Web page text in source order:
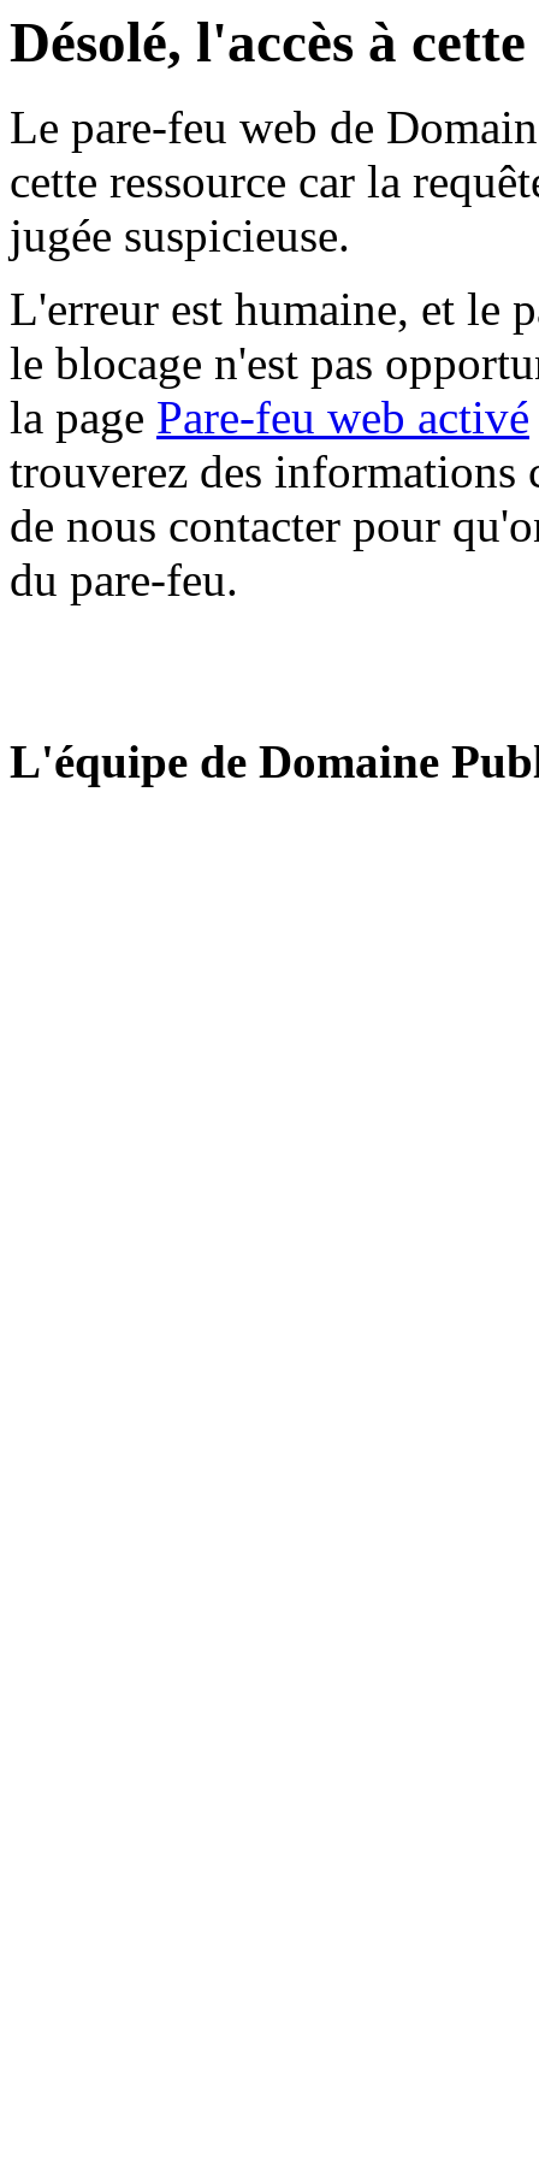
Désolé, l'accès à
Le pare-feu web de
cette ressource car la
jugée suspicieuse.
L'erreur est humaine, et le
le blocage n'est pas
la page Pare-feu web activé
trouverez des informations
de nous contacter pour
du pare-feu.
L'équipe de Domaine